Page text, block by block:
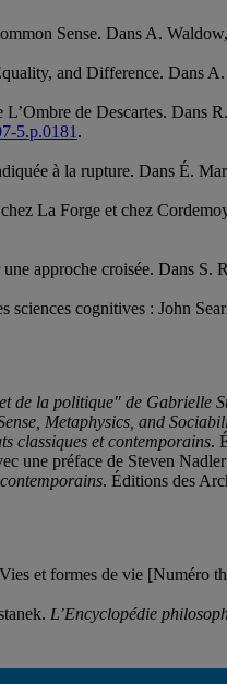
Sense. Dans A.
and Difference. Dans
de Descartes. Dans
5.p.0181 .
à la rupture. Dans É.
La Forge et chez
approche croisée. Dans S.
sciences cognitives : John
de la politique" de Gabrielle
Metaphysics, and
classiques et contemporains.
une préface de Steven
. Éditions des
et formes de vie [Numéro
L’Encyclopédie